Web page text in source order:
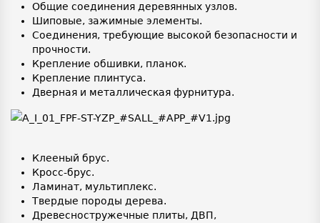
Общие соединения деревянных узлов.
Шиповые, зажимные элементы.
Соединения, требующие высокой безопасности и
прочности.
Крепление обшивки, планок.
Крепление плинтуса.
Дверная и металлическая фурнитура.
Клееный брус.
Кросс-брус.
Ламинат, мультиплекс.
Твердые породы дерева.
Древесностружечные плиты, ДВП,